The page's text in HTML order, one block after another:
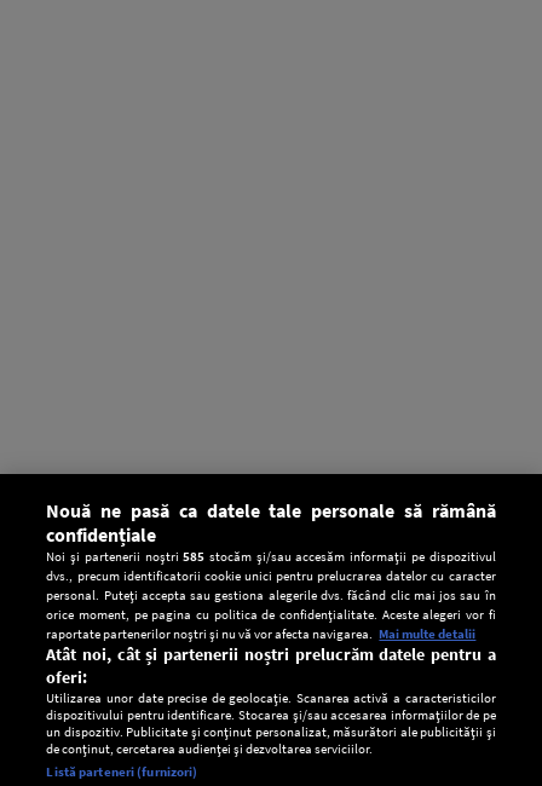
Setări:
Nouă ne pasă ca datele tale personale să rămână
confidențiale
Noi și partenerii noștri585 stocăm și/sau accesăm informații pe dispozitivul
dvs., precum identificatorii cookie unici pentru prelucrarea datelor cu caracter
personal. Puteți accepta sau gestiona alegerile dvs. făcând clic mai jos sau în
orice moment, pe pagina cu politica de confidențialitate. Aceste alegeri vor fi
raportate partenerilor noștri și nu vă vor afecta navigarea. Mai multe detalii
Atât noi, cât și partenerii noștri prelucrăm datele pentru a
oferi:
Utilizarea unor date precise de geolocație. Scanarea activă a caracteristicilor
dispozitivului pentru identificare. Stocarea și/sau accesarea informațiilor de pe
un dispozitiv. Publicitate și conținut personalizat, măsurători ale publicității și
de conținut, cercetarea audienței și dezvoltarea serviciilor.
Listă parteneri (furnizori)